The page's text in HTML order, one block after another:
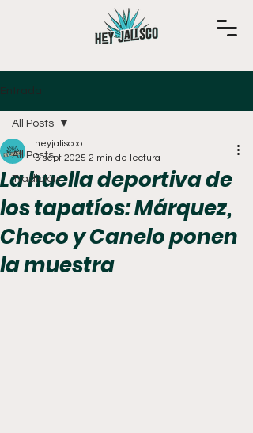
Entrada
All Posts
Tradición
All Posts
La huella deportiva de
los tapatíos: Márquez,
Checo y Canelo ponen
la muestra
heyjaliscoo
5 sept 2025 2 min de lectura